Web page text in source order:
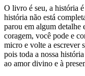
O livro é seu, a história
história não está
parou em algum detalhe
coragem, você pode e
micro e volte a escrever
pois toda a nossa
ao amor divino e à